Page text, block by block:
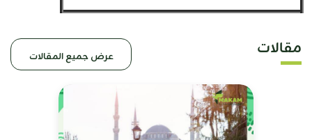
مقالات عرض جميع المقالات